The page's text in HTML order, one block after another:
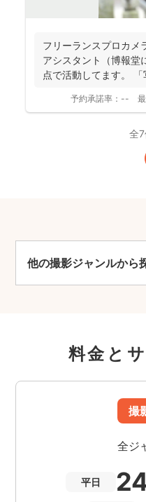
フリーランスプロカメ
アシスタント（博報堂
点で活動してます。
予約承諾率： --
全
他の撮影ジャンルから
料金と
撮
全ジ
平日